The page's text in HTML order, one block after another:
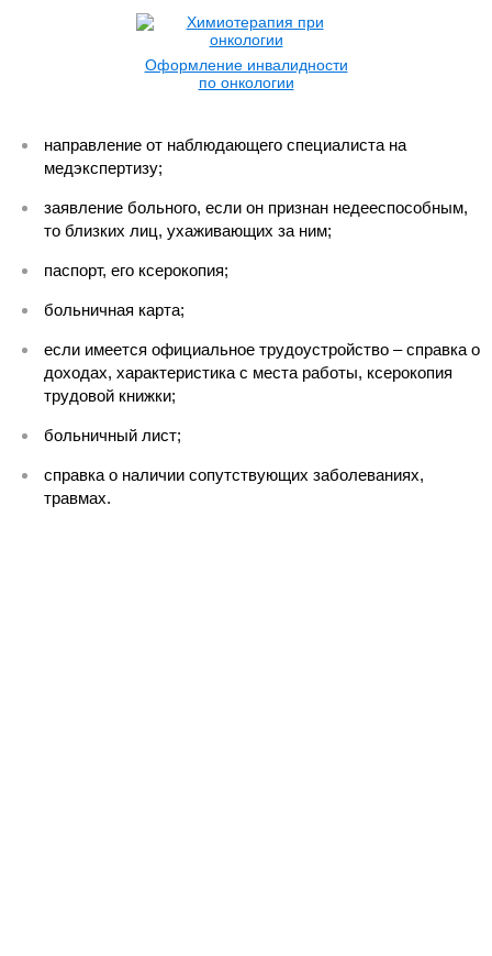
Оформление инвалидности
по онкологии
направление от наблюдающего специалиста на
медэкспертизу;
заявление больного, если он признан недееспособным,
то близких лиц, ухаживающих за ним;
паспорт, его ксерокопия;
больничная карта;
если имеется официальное трудоустройство – справка о
доходах, характеристика с места работы, ксерокопия
трудовой книжки;
больничный лист;
справка о наличии сопутствующих заболеваниях,
травмах.